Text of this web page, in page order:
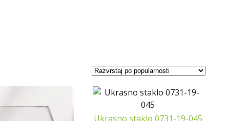
Ukrasno staklo 0731-19-045